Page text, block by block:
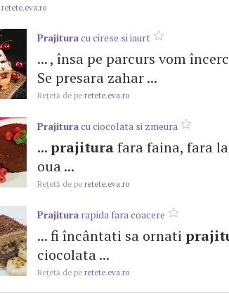
retete.eva.ro
Prajituracu cirese si iaurt
... , însa pe parcurs vom
Se presara zahar ...
Reţetă de pe retete.eva.ro
Prajituracu ciocolata si zmeura
...prajiturafara faina, fara
oua ...
Reţetă de pe retete.eva.ro
Prajitura rapida fara coacere
... fi încântati sa ornati
ciocolata ...
Reţetă de pe retete.eva.ro